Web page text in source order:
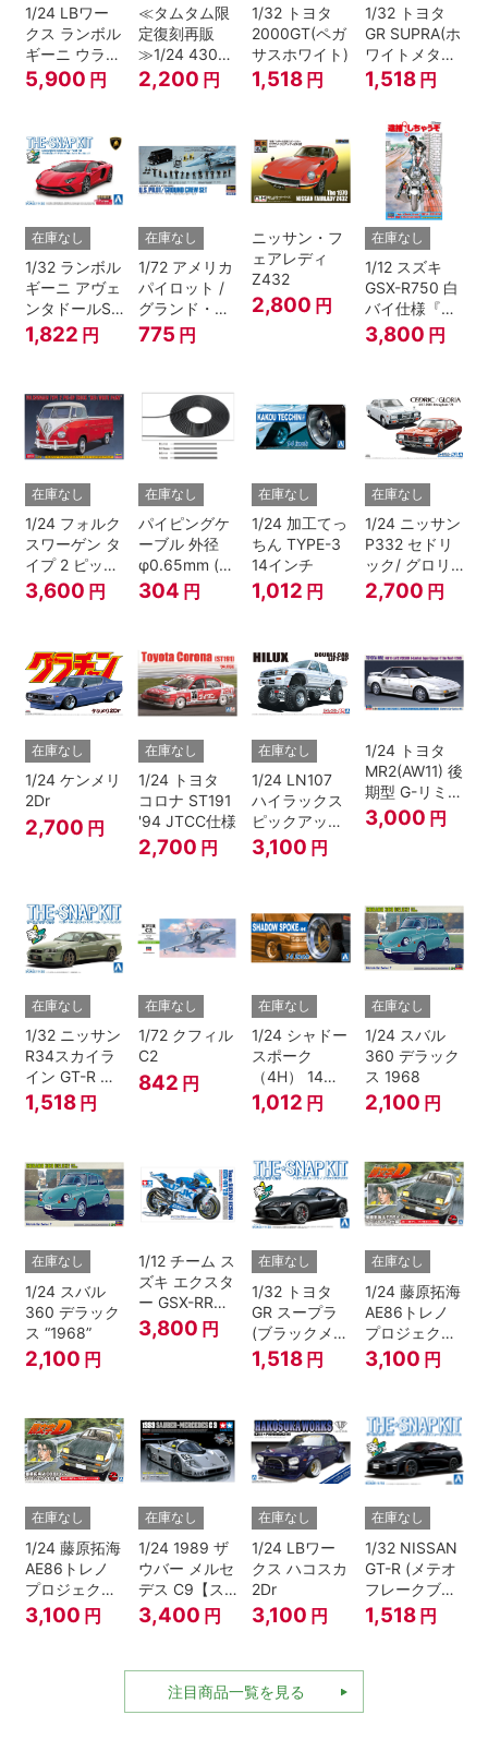
1/24 LBワー
クス ランボル
ギーニ ウラカ
ン Ver.1
5,900 円
≪タムタム限
定復刻再販
≫1/24 430セ
ドリック
2,200 円
1/32 トヨタ
2000GT(ペガ
サスホワイト)
1,518 円
1/32 トヨタ
GR SUPRA(ホ
ワイトメタリ
ック)
1,518 円
在庫なし
1/32 ランボル
ギーニ アヴェ
ンタドールS
パールレッド
1,822 円
在庫なし
1/72 アメリカ
パイロット /
グランド・ク
ルーセット
775 円
ニッサン・フ
ェアレディ
Z432
2,800 円
在庫なし
1/12 スズキ
GSX-R750 白
バイ仕様『逮
捕しちゃう
ぞ』
3,800 円
在庫なし
1/24 フォルク
スワーゲン タ
イプ 2 ピック
アップ トラッ
ク レッド/ホ
ト
3,600 円
在庫なし
パイピングケ
ーブル 外径
φ0.65mm (ブ
ラック)
304 円
在庫なし
1/24 加工てっ
ちん TYPE-3
14インチ
1,012 円
在庫なし
1/24 ニッサン
P332 セドリ
ック/ グロリ
ア 4HT280E
ブロアム '78
2,700 円
在庫なし
1/24 ケンメリ
2Dr
2,700 円
在庫なし
1/24 トヨタ
コロナ ST191
'94 JTCC仕様
2,700 円
在庫なし
1/24 LN107
ハイラックス
ピックアップ
ダブルキャブ
リフトアップ
3,100 円
1/24 トヨタ
MR2(AW11) 後
期型 G-リミテ
ッド スーパー
チャージャー
3,000 円
在庫なし
1/32 ニッサン
R34スカイラ
イン GT-R ニ
ュル(ミレニア
ムジェイド)
1,518 円
在庫なし
1/72 クフィル
C2
842 円
在庫なし
1/24 シャドー
スポーク
（4H） 14イ
ンチ
1,012 円
在庫なし
1/24 スバル
360 デラック
ス 1968
2,100 円
在庫なし
1/24 スバル
360 デラック
ス “1968”
2,100 円
1/12 チーム ス
ズキ エクスタ
ー GSX-RR
'20
3,800 円
在庫なし
1/32 トヨタ
GR スープラ
(ブラックメタ
リック)
1,518 円
在庫なし
1/24 藤原拓海
AE86トレノ
プロジェクト
D仕様『頭文
字D』
3,100 円
在庫なし
1/24 藤原拓海
AE86トレノ
プロジェクト
D仕様『頭文
字D』
3,100 円
在庫なし
1/24 1989 ザ
ウバー メルセ
デス C9【ス
ケール特別販
売商品】
3,400 円
在庫なし
1/24 LBワー
クス ハコスカ
2Dr
3,100 円
在庫なし
1/32 NISSAN
GT-R (メテオ
フレークブラ
ックパール)
1,518 円
注目商品一覧を見る